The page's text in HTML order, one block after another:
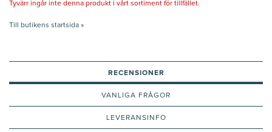
Tyvärr ingår inte denna produkt i vårt sortiment för tillfället.
Till butikens startsida »
RECENSIONER
VANLIGA FRÅGOR
LEVERANSINFO